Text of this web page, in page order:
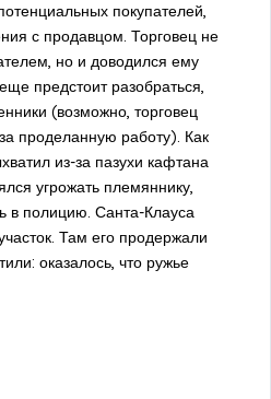
покупателей,
с продавцом. Торговец не
но и доводился ему
предстоит разобраться,
(возможно, торговец
проделанную работу). Как
из-за пазухи кафтана
угрожать племяннику,
в полицию. Санта-Клауса
Там его продержали
оказалось, что ружье